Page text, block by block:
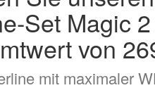
Set Magic
von
mit maximaler